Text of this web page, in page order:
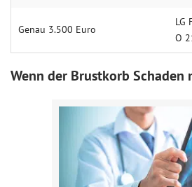
Genau 3.500 Euro
LG
O
Wenn der Brustkorb Schaden